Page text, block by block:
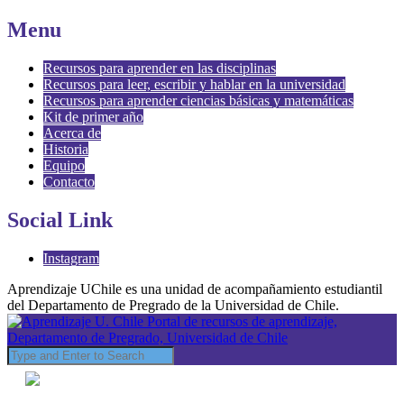
Menu
Recursos para aprender en las disciplinas
Recursos para leer, escribir y hablar en la universidad
Recursos para aprender ciencias básicas y matemáticas
Kit de primer año
Acerca de
Historia
Equipo
Contacto
Social Link
Instagram
Aprendizaje UChile es una unidad de acompañamiento estudiantil
del Departamento de Pregrado de la Universidad de Chile.